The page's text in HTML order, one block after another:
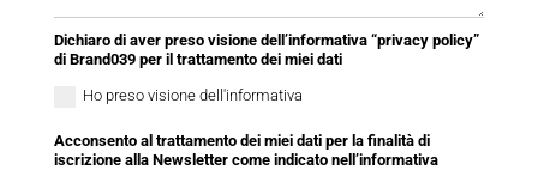
Dichiaro di aver preso visione dell’informativa “privacy policy”
di Brand039 per il trattamento dei miei dati
Ho preso visione dell'informativa
Acconsento al trattamento dei miei dati per la finalità di
iscrizione alla Newsletter come indicato nell’informativa